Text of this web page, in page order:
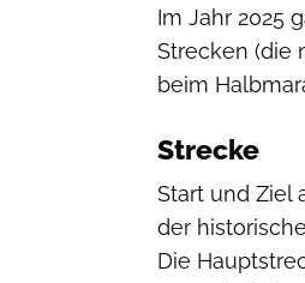
Im Jahr 2025
Strecken (die
beim
Strecke
Start und Ziel
der
Die